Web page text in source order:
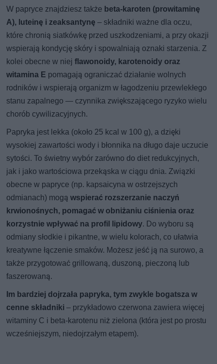
W papryce znajdziesz także beta-karoten (prowitaminę
A), luteinę i zeaksantynę – składniki ważne dla oczu,
które chronią siatkówkę przed uszkodzeniami, a przy okazji
wspierają kondycję skóry i spowalniają oznaki starzenia. Z
kolei obecne w niejflawonoidy, karotenoidy oraz
witamina E pomagają ograniczać działanie wolnych
rodników i wspierają organizm w łagodzeniu przewlekłego
stanu zapalnego — czynnika zwiększającego ryzyko wielu
chorób cywilizacyjnych.
Papryka jest lekka (około 25 kcal w 100 g), a dzięki
wysokiej zawartości wody i błonnika na długo daje uczucie
sytości. To świetny wybór zarówno do diet redukcyjnych,
jak i jako wartościowa przekąska w ciągu dnia. Związki
obecne w papryce (np. kapsaicyna w ostrzejszych
odmianach) mogąwspierać rozszerzanie naczyń
krwionośnych, pomagać w obniżaniu ciśnienia oraz
korzystnie wpływać na profil lipidowy. Do wyboru są
odmiany słodkie i pikantne, w wielu kolorach, co ułatwia
kreatywne łączenie smaków. Możesz jeść ją na surowo, a
także przygotować grillowaną, duszoną, pieczoną lub
faszerowaną.
Im bardziej dojrzała papryka, tym zwykle bogatsza w
cenne składniki – przykładowo czerwona zawiera więcej
witaminy C i beta-karotenu niż zielona (która jest po prostu
wcześniejszym, niedojrzałym etapem).